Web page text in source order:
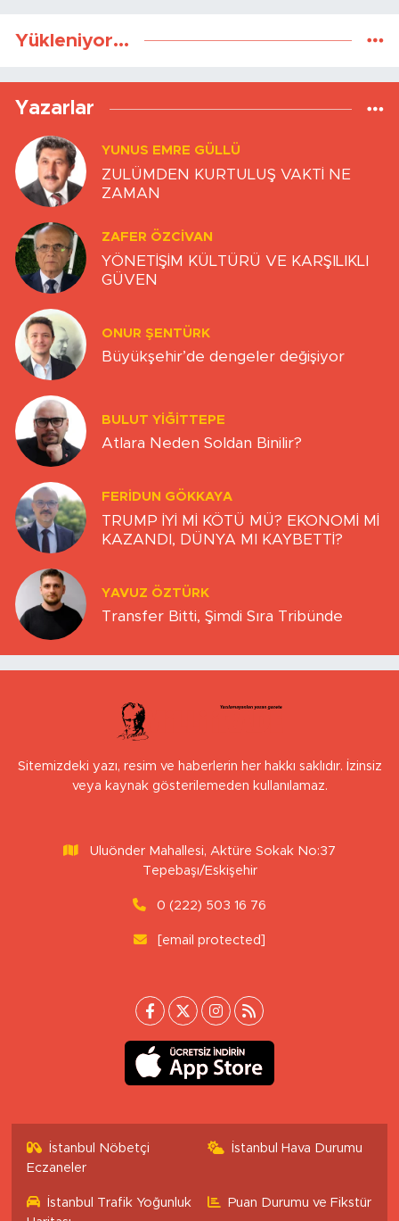
Yükleniyor...
Yazarlar
YUNUS EMRE GÜLLÜ
ZULÜMDEN KURTULUŞ VAKTİ NE
ZAMAN
ZAFER ÖZCIVAN
YÖNETİŞİM KÜLTÜRÜ VE KARŞILIKLI
GÜVEN
ONUR ŞENTÜRK
Büyükşehir’de dengeler değişiyor
BULUT YİĞİTTEPE
Atlara Neden Soldan Binilir?
FERIDUN GÖKKAYA
TRUMP İYİ Mİ KÖTÜ MÜ? EKONOMİ Mİ
KAZANDI, DÜNYA MI KAYBETTİ?
YAVUZ ÖZTÜRK
Transfer Bitti, Şimdi Sıra Tribünde
Sitemizdeki yazı, resim ve haberlerin her hakkı saklıdır. İzinsiz
veya kaynak gösterilemeden kullanılamaz.
Uluönder Mahallesi, Aktüre Sokak No:37
Tepebaşı/Eskişehir
0 (222) 503 16 76
[email protected]
İstanbul Nöbetçi
Eczaneler
İstanbul Hava Durumu
İstanbul Trafik Yoğunluk
Puan Durumu ve Fikstür